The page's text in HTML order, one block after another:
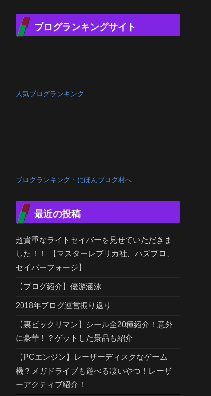
ブログランキングサイト
人気ブログランキング
ブログランキング・にほんブログ村へ
最近の投稿
超貴重なライトセイバーを見せていただきま
した！！ 【マスターレプリカ社、ハズブロ、
セイバーフォージ】
【ブログ紹介】優游涵泳
2018年ブログ運営振り返り
【裏ビックリマン】シール全20種紹介！意外
に豪華！？ゲットした景品も紹介
【PCエンジン】レーザーディスクなゲーム
機？メガドライブも遊べる凄いやつ！レーザ
ーアクティブ紹介！